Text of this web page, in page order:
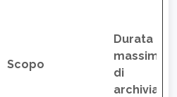
Scopo
Durata
massima
di